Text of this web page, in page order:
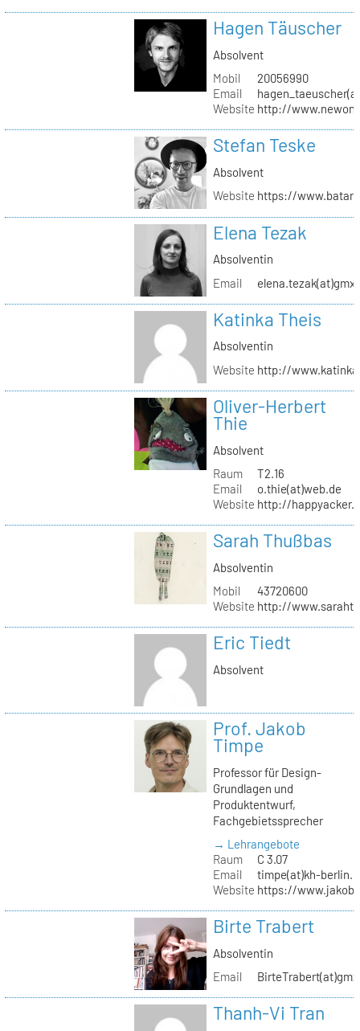
Hagen Täuscher
Absolvent
Mobil
20056990
Email
Website http://
Stefan Teske
Absolvent
Website https://
Elena Tezak
Absolventin
Email
Katinka Theis
Absolventin
Website http://
Oliver-Herbert
Thie
Absolvent
Raum
T2.16
Email
o.thie(at)web.de
Website http://
Sarah Thußbas
Absolventin
Mobil
43720600
Website http://
Eric Tiedt
Absolvent
Prof. Jakob
Timpe
Professor für Design-
Grundlagen und
Produktentwurf,
Fachgebietssprecher
→ Lehrangebote
Raum
C 3.07
Email
timpe(at)kh-
Website https://
Birte Trabert
Absolventin
Email
Thanh-Vi Tran